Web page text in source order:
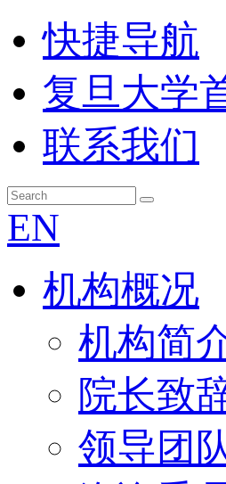
快捷导航
复旦大学
联系我们
EN
机构概况
机构简
院长致
领导团